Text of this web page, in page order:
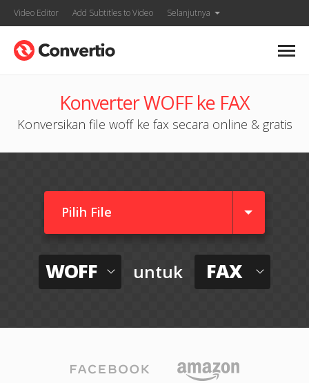
Video Editor Add Subtitles to Video Selanjutnya
Konverter WOFF ke FAX
Konversikan file woff ke fax secara online & gratis
Pilih File
WOFF untuk FAX